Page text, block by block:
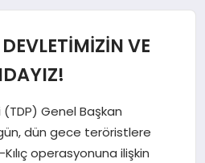
VE
Genel Başkan
dün gece teröristlere
operasyonuna ilişkin